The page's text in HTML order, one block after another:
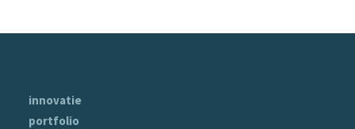
innovatie
portfolio